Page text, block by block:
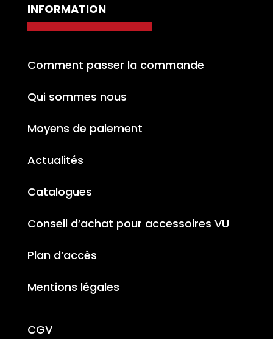
INFORMATION
Comment passer la commande
Qui sommes nous
Moyens de paiement
Actualités
Catalogues
Conseil d’achat pour accessoires VU
Plan d’accès
Mentions légales
CGV